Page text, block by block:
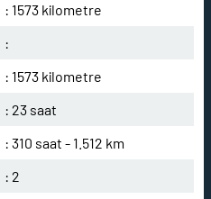
: 1573 kilometre
:
: 1573 kilometre
: 23 saat
: 310 saat - 1.512 km
: 2